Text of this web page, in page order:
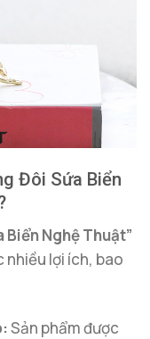
Đôi Sứa Biển
Nghệ Thuật”
nhiều lợi ích, bao
Sản phẩm được